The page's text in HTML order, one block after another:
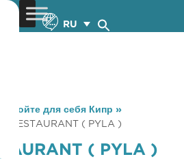
RU
для себя Кипр »
RESTAURANT ( PYLA )
( PYLA )